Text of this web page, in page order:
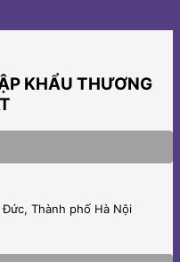
KHẨU THƯƠNG
Thành phố Hà Nội